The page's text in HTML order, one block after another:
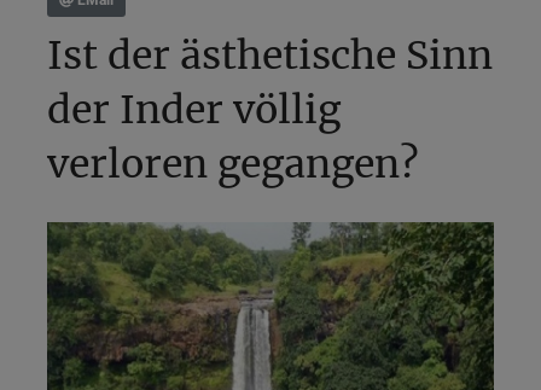
Ist der ästhetische Sinn
der Inder völlig
verloren gegangen?